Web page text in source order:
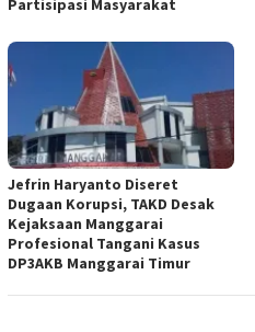
Partisipasi Masyarakat
Jefrin Haryanto Diseret
Dugaan Korupsi, TAKD Desak
Kejaksaan Manggarai
Profesional Tangani Kasus
DP3AKB Manggarai Timur